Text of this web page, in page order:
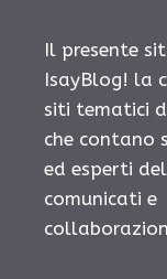
Il presente
IsayBlog! la
siti tematici
che contano
ed esperti
comunicati e